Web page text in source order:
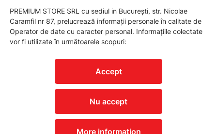
PREMIUM STORE SRL cu sediul in București, str. Nicolae
Caramfil nr 87, prelucrează informații personale în calitate de
Operator de date cu caracter personal. Informațiile colectate
vor fi utilizate în următoarele scopuri:
Accept
Nu accept
More information